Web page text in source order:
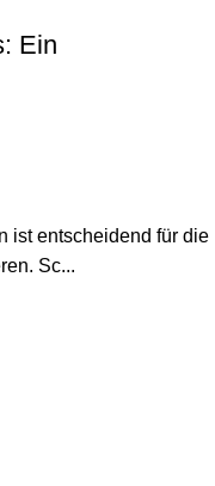
Ein
ist entscheidend für die
Sc...